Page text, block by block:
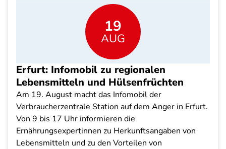
19
AUG
Erfurt: Infomobil zu regionalen
Lebensmitteln und Hülsenfrüchten
Am 19. August macht das Infomobil der
Verbraucherzentrale Station auf dem Anger in Erfurt.
Von 9 bis 17 Uhr informieren die
Ernährungsexpertinnen zu Herkunftsangaben von
Lebensmitteln und zu den Vorteilen von